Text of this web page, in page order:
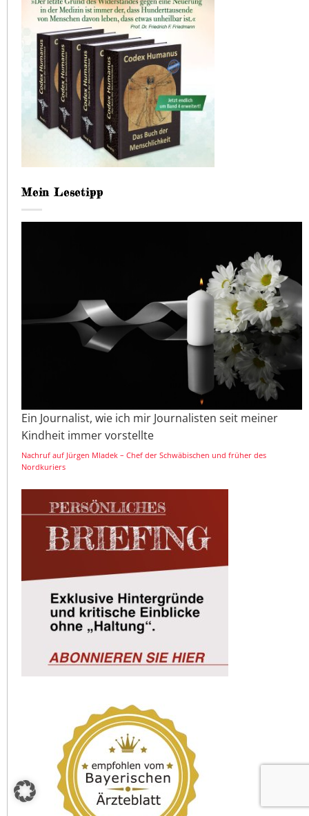
Mein Lesetipp
Ein Journalist, wie ich mir Journalisten seit meiner
Kindheit immer vorstellte
Nachruf auf Jürgen Mladek – Chef der Schwäbischen und früher des
Nordkuriers